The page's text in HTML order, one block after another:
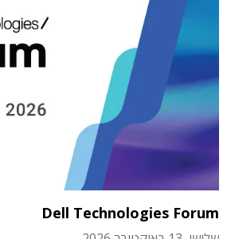
Dell Technologies Forum